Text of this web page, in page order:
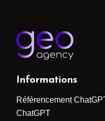
Informations
Référencement
ChatGPT